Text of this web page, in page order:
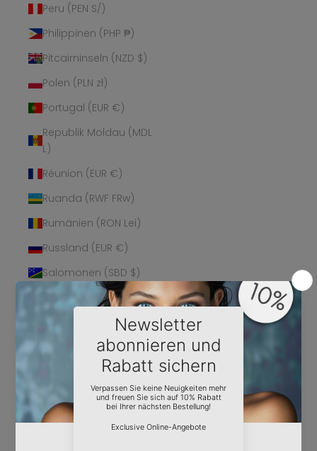
Peru (PEN S/)
Philippinen (PHP ₱)
Pitcairninseln (NZD $)
Polen (PLN zł)
Portugal (EUR €)
Republik Moldau (MDL
L)
Réunion (EUR €)
Ruanda (RWF FRw)
Rumänien (RON Lei)
Russland (EUR €)
Salomonen (SBD $)
Sambia (EUR €)
Samoa (WST T)
San Marino (EUR €)
São Tomé und
Príncipe (STD Db)
Saudi-Arabien (SAR